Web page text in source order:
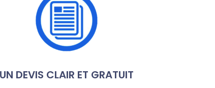
UN DEVIS CLAIR ET GRATUIT